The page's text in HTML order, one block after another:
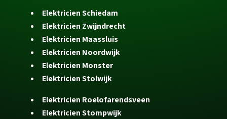
Elektricien Schiedam
Elektricien Zwijndrecht
Elektricien Maassluis
Elektricien Noordwijk
Elektricien Monster
Elektricien Stolwijk
Elektricien Roelofarendsveen
Elektricien Stompwijk